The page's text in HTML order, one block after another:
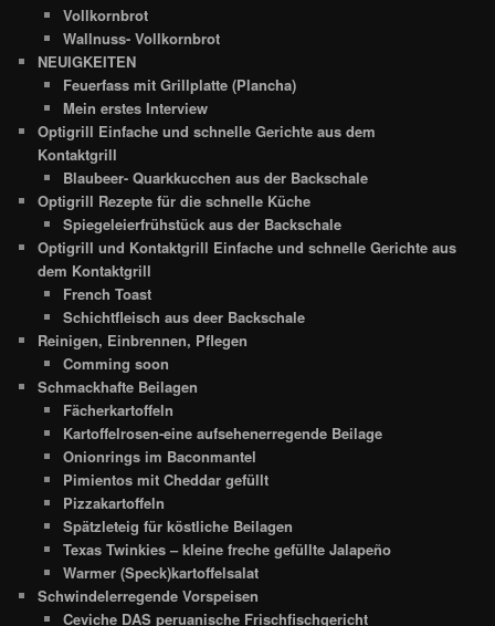
Vollkornbrot
Wallnuss- Vollkornbrot
NEUIGKEITEN
Feuerfass mit Grillplatte (Plancha)
Mein erstes Interview
Optigrill Einfache und schnelle Gerichte aus dem
Kontaktgrill
Blaubeer- Quarkkucchen aus der Backschale
Optigrill Rezepte für die schnelle Küche
Spiegeleierfrühstück aus der Backschale
Optigrill und Kontaktgrill Einfache und schnelle Gerichte aus
dem Kontaktgrill
French Toast
Schichtfleisch aus deer Backschale
Reinigen, Einbrennen, Pflegen
Comming soon
Schmackhafte Beilagen
Fächerkartoffeln
Kartoffelrosen-eine aufsehenerregende Beilage
Onionrings im Baconmantel
Pimientos mit Cheddar gefüllt
Pizzakartoffeln
Spätzleteig für köstliche Beilagen
Texas Twinkies – kleine freche gefüllte Jalapeño
Warmer (Speck)kartoffelsalat
Schwindelerregende Vorspeisen
Ceviche DAS peruanische Frischfischgericht